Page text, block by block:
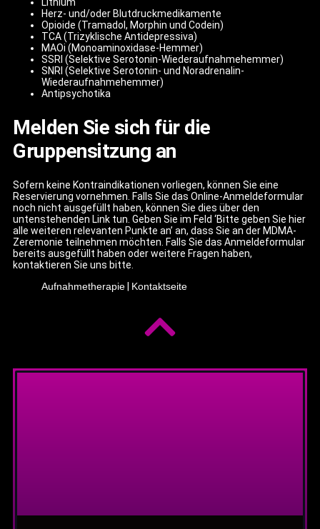
Herz- und/oder Blutdruckmedikamente
Opioide (Tramadol, Morphin und Codein)
TCA (Trizyklische Antidepressiva)
MAOi (Monoaminoxidase-Hemmer)
SSRI (Selektive Serotonin-Wiederaufnahmehemmer)
SNRI (Selektive Serotonin- und Noradrenalin-
Wiederaufnahmehemmer)
Antipsychotika
Melden Sie sich für die
Gruppensitzung an
Sofern keine Kontraindikationen vorliegen, können Sie eine
Reservierung vornehmen. Falls Sie das Online-Anmeldeformular
noch nicht ausgefüllt haben, können Sie dies über den
untenstehenden Link tun. Geben Sie im Feld ‘Bitte geben Sie hier
alle weiteren relevanten Punkte an’ an, dass Sie an der MDMA-
Zeremonie teilnehmen möchten. Falls Sie das Anmeldeformular
bereits ausgefüllt haben oder weitere Fragen haben,
kontaktieren Sie uns bitte.
Aufnahmetherapie
Kontaktseite